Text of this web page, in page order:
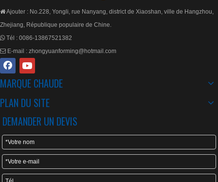
MARQUE CHAUDE
PLAN DU SITE
DEMANDER UN DEVIS